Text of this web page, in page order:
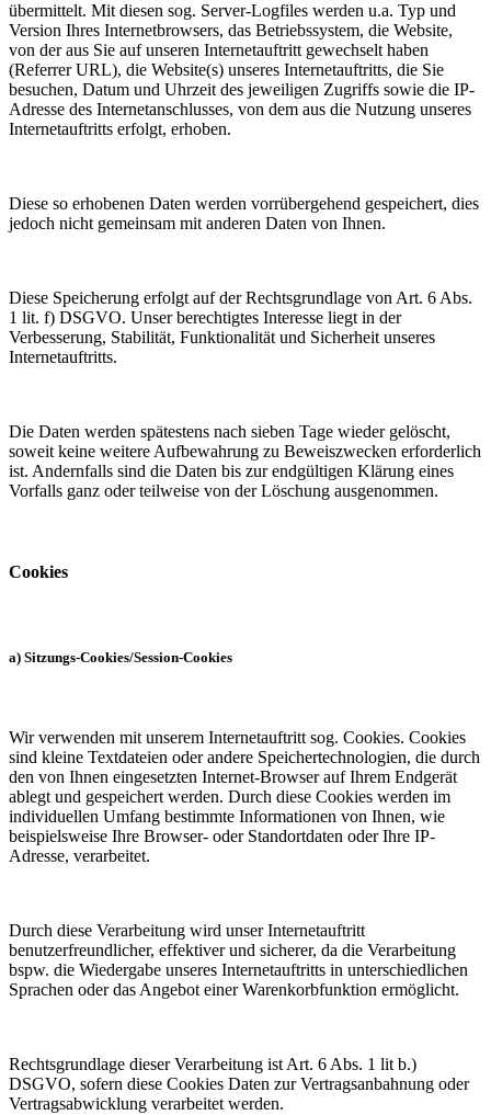
übermittelt. Mit diesen sog. Server-Logfiles werden u.a. Typ und
Version Ihres Internetbrowsers, das Betriebssystem, die Website,
von der aus Sie auf unseren Internetauftritt gewechselt haben
(Referrer URL), die Website(s) unseres Internetauftritts, die Sie
besuchen, Datum und Uhrzeit des jeweiligen Zugriffs sowie die IP-
Adresse des Internetanschlusses, von dem aus die Nutzung unseres
Internetauftritts erfolgt, erhoben.
Diese so erhobenen Daten werden vorrübergehend gespeichert, dies
jedoch nicht gemeinsam mit anderen Daten von Ihnen.
Diese Speicherung erfolgt auf der Rechtsgrundlage von Art. 6 Abs.
1 lit. f) DSGVO. Unser berechtigtes Interesse liegt in der
Verbesserung, Stabilität, Funktionalität und Sicherheit unseres
Internetauftritts.
Die Daten werden spätestens nach sieben Tage wieder gelöscht,
soweit keine weitere Aufbewahrung zu Beweiszwecken erforderlich
ist. Andernfalls sind die Daten bis zur endgültigen Klärung eines
Vorfalls ganz oder teilweise von der Löschung ausgenommen.
Cookies
a) Sitzungs-Cookies/Session-Cookies
Wir verwenden mit unserem Internetauftritt sog. Cookies. Cookies
sind kleine Textdateien oder andere Speichertechnologien, die durch
den von Ihnen eingesetzten Internet-Browser auf Ihrem Endgerät
ablegt und gespeichert werden. Durch diese Cookies werden im
individuellen Umfang bestimmte Informationen von Ihnen, wie
beispielsweise Ihre Browser- oder Standortdaten oder Ihre IP-
Adresse, verarbeitet.
Durch diese Verarbeitung wird unser Internetauftritt
benutzerfreundlicher, effektiver und sicherer, da die Verarbeitung
bspw. die Wiedergabe unseres Internetauftritts in unterschiedlichen
Sprachen oder das Angebot einer Warenkorbfunktion ermöglicht.
Rechtsgrundlage dieser Verarbeitung ist Art. 6 Abs. 1 lit b.)
DSGVO, sofern diese Cookies Daten zur Vertragsanbahnung oder
Vertragsabwicklung verarbeitet werden.